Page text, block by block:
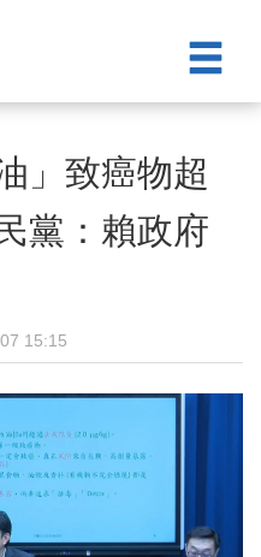
」致癌物超
黨：賴政府
15:15